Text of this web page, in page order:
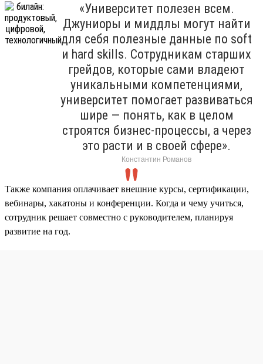
«Университет полезен всем.
Джуниоры и миддлы могут найти
для себя полезные данные по soft
и hard skills. Сотрудникам старших
грейдов, которые сами владеют
уникальными компетенциями,
университет помогает развиваться
шире — понять, как в целом
строятся бизнес-процессы, а через
это расти и в своей сфере».
Константин Романов
Также компания оплачивает внешние курсы, сертификации,
вебинары, хакатоны и конференции. Когда и чему учиться,
сотрудник решает совместно с руководителем, планируя
развитие на год.